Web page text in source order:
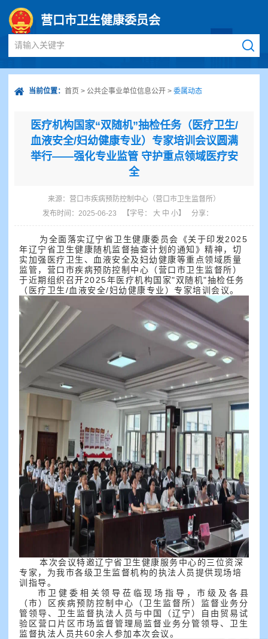
营口市卫生健康委员会
请输入关键字
当前位置： 首页 > 公共企事业单位信息公开 > 委属动态
医疗机构国家“双随机”抽检任务（医疗卫生/
血液安全/妇幼健康专业）专家培训会议圆满
举行——强化专业监管 守护重点领域医疗安
全
来源： 营口市疾病预防控制中心（营口市卫生监督所）
发布时间：2025-06-23
【字号： 大 中 小】 分享：
为全面落实辽宁省卫生健康委员会《关于印发2025
年辽宁省卫生健康随机监督抽查计划的通知》精神，切
实加强医疗卫生、血液安全及妇幼健康等重点领域质量
监管，营口市疾病预防控制中心（营口市卫生监督所）
于近期组织召开2025年医疗机构国家"双随机"抽检任务
（医疗卫生/血液安全/妇幼健康专业）专家培训会议。
本次会议特邀辽宁省卫生健康服务中心的三位资深
专家，为我市各级卫生监督机构的执法人员提供现场培
训指导。
市卫健委相关领导莅临现场指导，市级及各县
（市）区疾病预防控制中心（卫生监督所）监督业务分
管领导、卫生监督执法人员与中国（辽宁）自由贸易试
验区营口片区市场监督管理局监督业务分管领导、卫生
监督执法人员共60余人参加本次会议。